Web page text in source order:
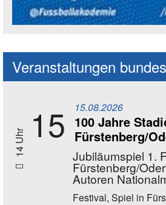
Social Media Kanäle
Veranstaltungen
14 Uhr 15 15.08.2026
100 Jahre
Fürstenberg/
Jubiläumspiel 1.
Fürstenberg/
Autoren
Festival, Spiel in